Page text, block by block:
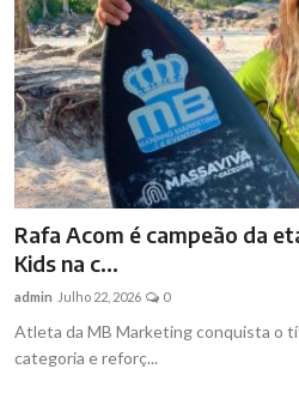
Rafa Acom é campeão da
Kids na c...
admin Julho 22, 2026 0
Atleta da MB Marketing conquista o
categoria e reforç...